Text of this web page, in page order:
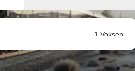
1 Voksen